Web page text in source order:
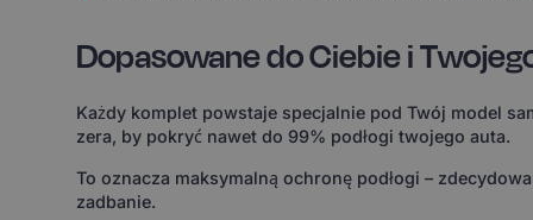
Dopasowane do Ciebie i
Każdy komplet powstaje specjalnie pod Twój model
zera, by pokryć nawet do 99% podłogi twojego auta.
To oznacza maksymalną ochronę podłogi –
zadbanie.